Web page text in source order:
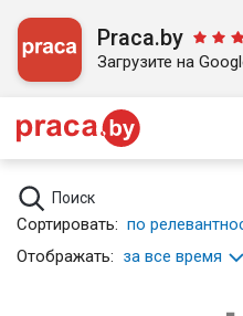
Praca.by
Загрузите на
Поиск
Сортировать: по
Отображать: за все время